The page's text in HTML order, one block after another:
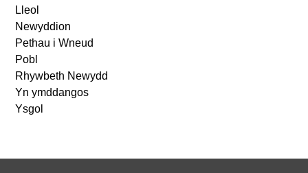
Lleol
Newyddion
Pethau i Wneud
Pobl
Rhywbeth Newydd
Yn ymddangos
Ysgol